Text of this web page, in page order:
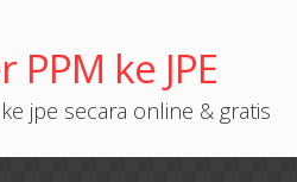
PPM ke JPE
jpe secara online & gratis